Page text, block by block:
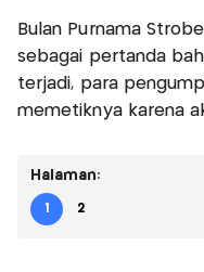
Bulan Purnama
sebagai pertanda
terjadi, para
memetiknya karena
Halaman:
1 2